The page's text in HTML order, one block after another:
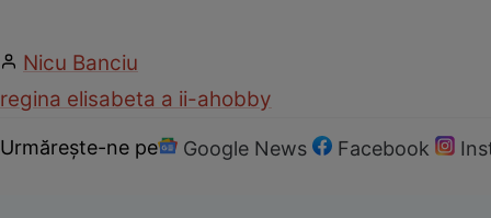
Nicu Banciu
regina elisabeta a ii-ahobby
Urmărește-ne pe Google News Facebook